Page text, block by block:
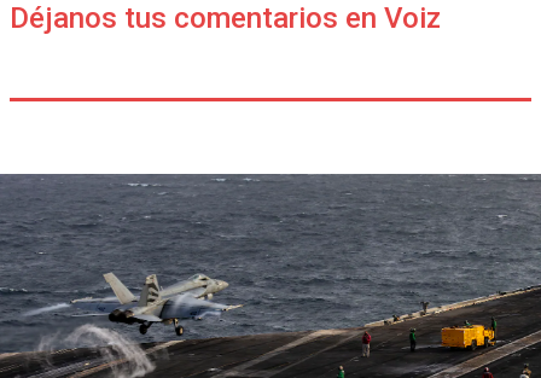
Déjanos tus comentarios en Voiz